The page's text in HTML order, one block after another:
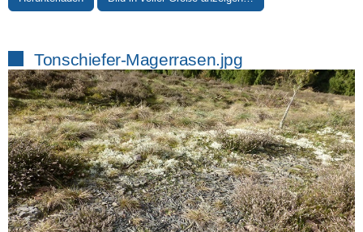
Tonschiefer-Magerrasen.jpg